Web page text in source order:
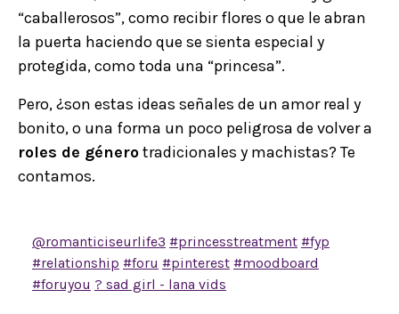
“caballerosos”, como recibir flores o que le abran
la puerta haciendo que se sienta especial y
protegida, como toda una “princesa”.
Pero, ¿son estas ideas señales de un amor real y
bonito, o una forma un poco peligrosa de volver a
roles de génerotradicionales y machistas? Te
contamos.
@romanticiseurlife3 #princesstreatment #fyp
#relationship #foru #pinterest #moodboard
#foruyou ? sad girl - lana vids